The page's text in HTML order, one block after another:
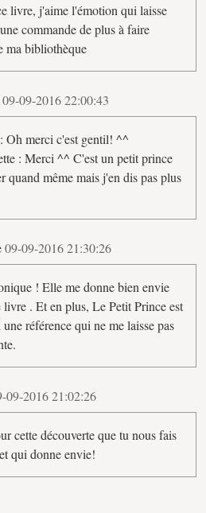
livre, j'aime l'émotion qui laisse
commande de plus à faire
ma bibliothèque
09-09-2016 22:00:43
Oh merci c'est gentil! ^^
: Merci ^^ C'est un petit prince
quand même mais j'en dis pas plus
09-09-2016 21:30:26
! Elle me donne bien envie
livre . Et en plus, Le Petit Prince est
référence qui ne me laisse pas
09-2016 21:02:26
cette découverte que tu nous fais
qui donne envie!